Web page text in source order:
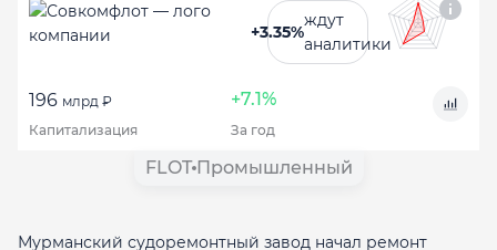
+3.35%
ждут
аналитики
196 млрд ₽ +7.1%
Капитализация За год
FLOT Промышленный
Мурманский судоремонтный завод начал ремонт